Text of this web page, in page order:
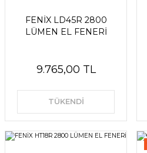
FENİX LD45R 2800
LÜMEN EL FENERİ
9.765,00 TL
TÜKENDİ